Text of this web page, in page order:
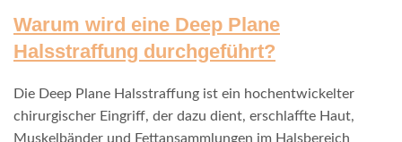
Warum wird eine Deep Plane
Halsstraffung durchgeführt?
Die Deep Plane Halsstraffung ist ein hochentwickelter
chirurgischer Eingriff, der dazu dient, erschlaffte Haut,
Muskelbänder und Fettansammlungen im Halsbereich